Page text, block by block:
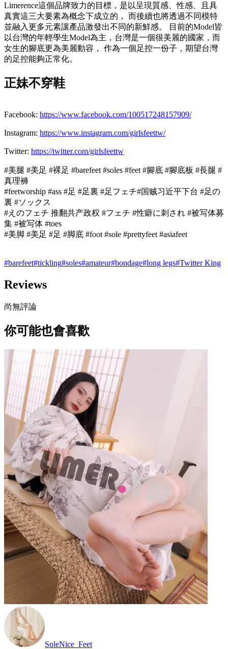
Limerence這個品牌致力的目標，是以呈現質感、性感、且具
真實這三大要素為概念下成立的， 而後續也將透過不同模特
並融入更多元素讓產品激發出不同的新鮮感。 目前的Model皆
以台灣的年輕學生Model為主，台灣是一個很美麗的國家，而
女生的腳底更為美麗動容， 作為一個足控一份子，期望台灣
的足控能夠正常化。
正妹不穿鞋
Facebook: https://www.facebook.com/100517248157909/
Instagram: https://www.instagram.com/girlsfeettw/
Twitter: https://twitter.com/girlsfeettw
#美腿 #美足 #裸足 #barefeet #soles #feet #腳底 #腳底板 #長腿 #
真理褲
#feetworship #ass #足 #足裏 #足フェチ#国贼习近平下台 #足の
裏 #ソックス
#えのフェチ 推翻共产政权 #フェチ #性癖に刺され #被写体募
集 #被写体 #toes
#美脚 #美足 #足 #脚底 #foot #sole #prettyfeet #asiafeet
#barefeet#tickling#soles#amateur#bondage#long legs#Twitter King
Reviews
尚無評論
你可能也會喜歡
SoleNice_Feet